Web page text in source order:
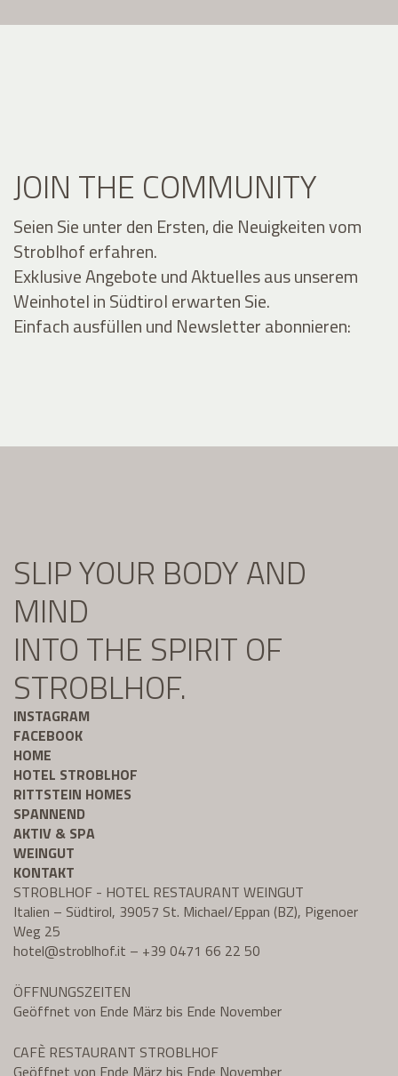
JOIN THE COMMUNITY
Seien Sie unter den Ersten, die Neuigkeiten vom
Stroblhof erfahren.
Exklusive Angebote und Aktuelles aus unserem
Weinhotel in Südtirol erwarten Sie.
Einfach ausfüllen und Newsletter abonnieren:
SLIP YOUR BODY AND
MIND
INTO THE SPIRIT OF
STROBLHOF.
INSTAGRAM
FACEBOOK
HOME
HOTEL STROBLHOF
RITTSTEIN HOMES
SPANNEND
AKTIV & SPA
WEINGUT
KONTAKT
STROBLHOF - HOTEL RESTAURANT WEINGUT
Italien – Südtirol, 39057 St. Michael/Eppan (BZ), Pigenoer
Weg 25
hotel@stroblhof.it – +39 0471 66 22 50
ÖFFNUNGSZEITEN
Geöffnet von Ende März bis Ende November
CAFÈ RESTAURANT STROBLHOF
Geöffnet von Ende März bis Ende November